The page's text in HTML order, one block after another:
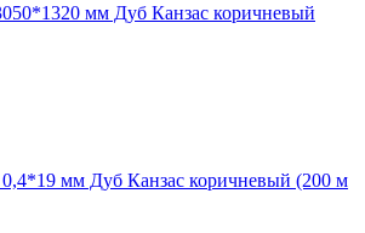
мм Дуб Канзас коричневый
мм Дуб Канзас коричневый (200 м